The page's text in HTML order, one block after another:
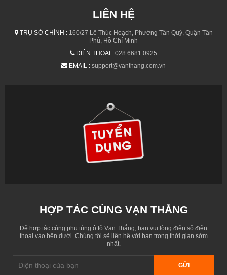
LIÊN HỆ
TRỤ SỞ CHÍNH :160/27 Lê Thúc Hoạch, Phường Tân Quý, Quận Tân
Phú, Hồ Chí Minh
ĐIỆN THOẠI : 028 6681 0925
EMAIL : support@vanthang.com.vn
HỢP TÁC CÙNG VẠN THẮNG
Để hợp tác cùng phụ tùng ô tô Vạn Thắng, bạn vui lòng điền số điện
thoại vào bên dưới. Chúng tôi sẽ liên hệ với bạn trong thời gian sớm
nhất.
GỬI